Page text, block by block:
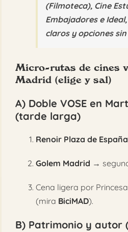
(Filmoteca), Cine
Embajadores e
claros y opciones
Micro-rutas de cines
Madrid (elige y sal)
A) Doble VOSE en
(tarde larga)
Renoir Plaza de España
Golem Madrid →
Cena ligera por
(mira BiciMAD).
B) Patrimonio y autor